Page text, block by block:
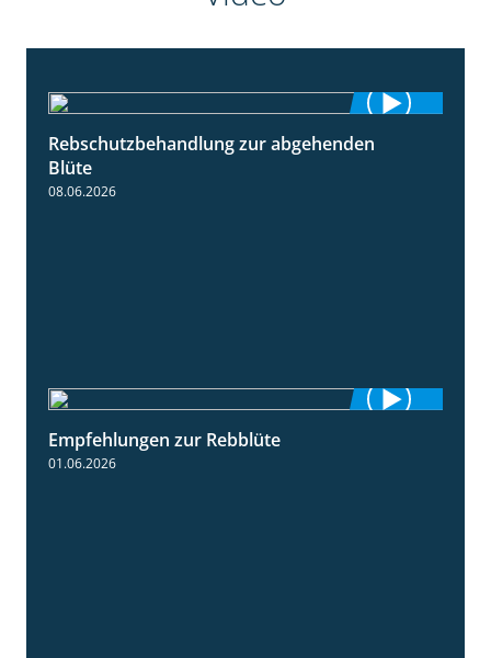
3:06
Rebschutzbehandlung zur abgehenden
Blüte
08.06.2026
Empfehlungen zur Rebblüte
01.06.2026